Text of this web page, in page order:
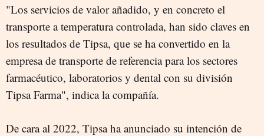
"Los servicios de valor añadido, y en concreto el
transporte a temperatura controlada, han sido claves en
los resultados de Tipsa, que se ha convertido en la
empresa de transporte de referencia para los sectores
farmacéutico, laboratorios y dental con su división
Tipsa Farma", indica la compañía.
De cara al 2022, Tipsa ha anunciado su intención de